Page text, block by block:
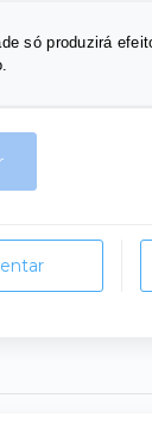
só produzirá